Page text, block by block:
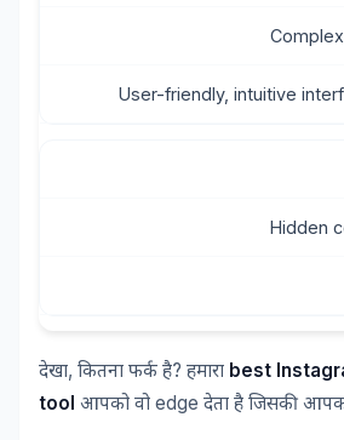
User-friendly, intuitive
Hidden
देखा, कितना फर्क है? हमारा best
tool आपको वो edge देता है जिसकी